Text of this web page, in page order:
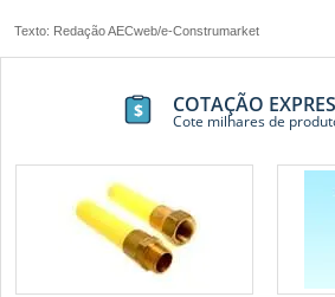
Texto: Redação AECweb/e-Construmarket
COTAÇÃO
Cote milhares de